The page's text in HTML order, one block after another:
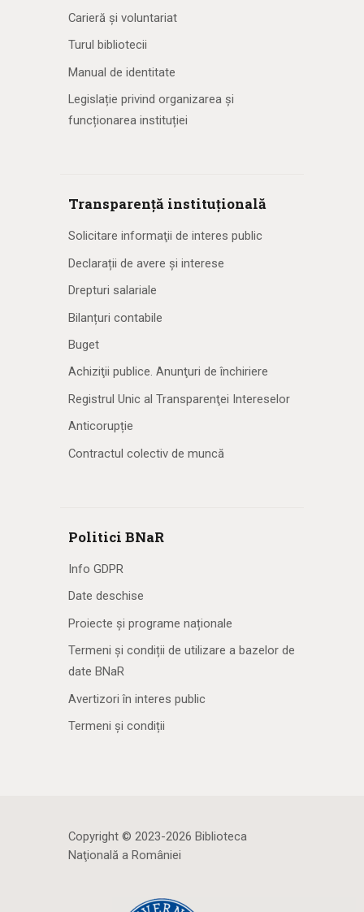
Carieră și voluntariat
Turul bibliotecii
Manual de identitate
Legislație privind organizarea și
funcționarea instituției
Transparență instituțională
Solicitare informaţii de interes public
Declarații de avere și interese
Drepturi salariale
Bilanțuri contabile
Buget
Achiziţii publice. Anunţuri de închiriere
Registrul Unic al Transparenţei Intereselor
Anticorupție
Contractul colectiv de muncă
Politici BNaR
Info GDPR
Date deschise
Proiecte și programe naționale
Termeni și condiții de utilizare a bazelor de
date BNaR
Avertizori în interes public
Termeni și condiții
Copyright © 2023-2026 Biblioteca
Naţională a României